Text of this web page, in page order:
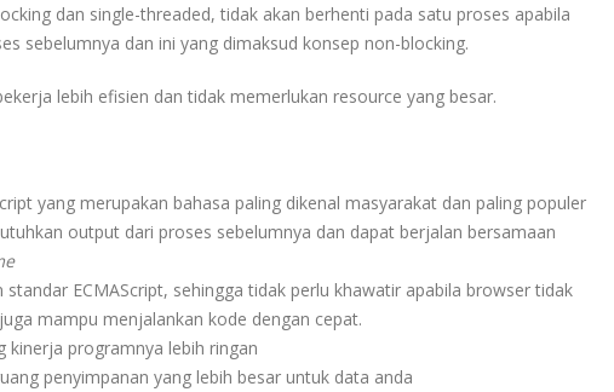
dan single-threaded, tidak akan berhenti pada satu proses apabila
sebelumnya dan ini yang dimaksud konsep non-blocking.
lebih efisien dan tidak memerlukan resource yang besar.
yang merupakan bahasa paling dikenal masyarakat dan paling populer
output dari proses sebelumnya dan dapat berjalan bersamaan
ECMAScript, sehingga tidak perlu khawatir apabila browser tidak
mampu menjalankan kode dengan cepat.
kinerja programnya lebih ringan
penyimpanan yang lebih besar untuk data anda